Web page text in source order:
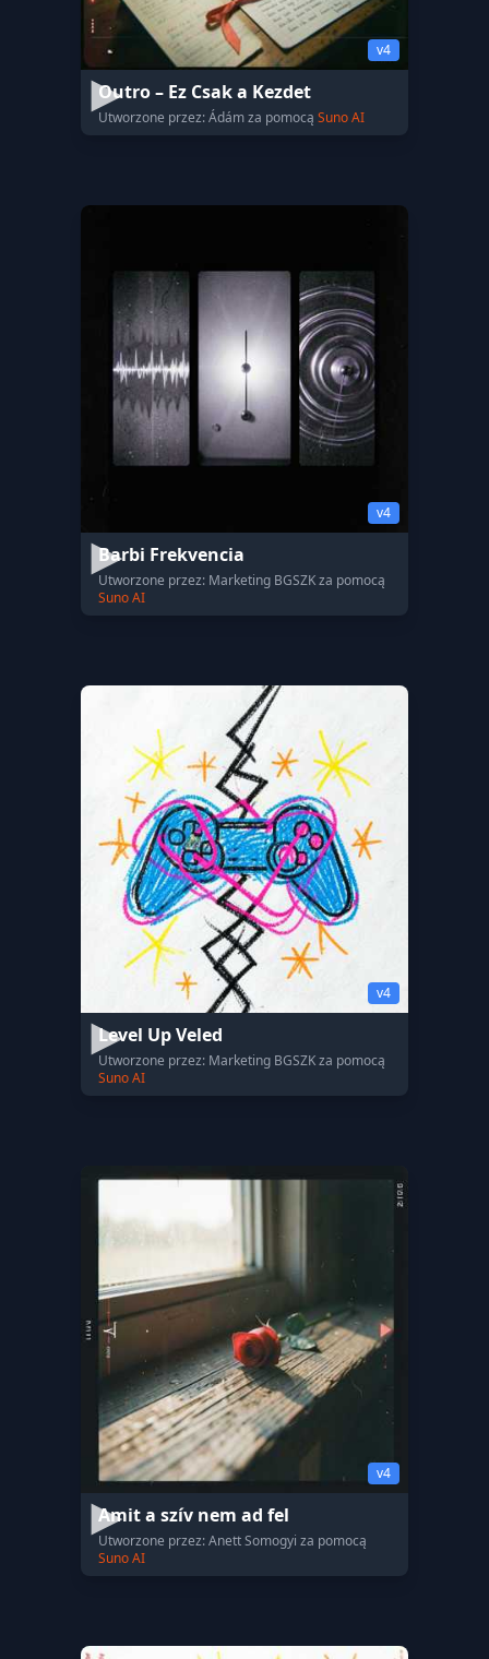
v4
Outro – Ez Csak a Kezdet
Utworzone przez: Ádám za pomocą Suno AI
v4
Barbi Frekvencia
Utworzone przez: Marketing BGSZK za pomocą
Suno AI
v4
Level Up Veled
Utworzone przez: Marketing BGSZK za pomocą
Suno AI
v4
Amit a szív nem ad fel
Utworzone przez: Anett Somogyi za pomocą
Suno AI